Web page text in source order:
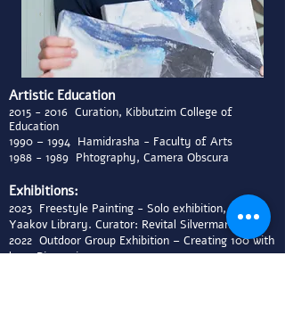
Artistic Education
2015 - 2016 Curation, Kibbutzim College of
Education
1990 – 1994 Hamidrasha - Faculty of Arts
1988 - 1989 Phtography, Camera Obscura
Exhibitions:
2023 Freestyle Painting - Solo exhibition, Zichron
Yaakov Library. Curator: Revital Silverman-Grun
2022 Outdoor Group Exhibition – Creating 100 with
love, Binyamina